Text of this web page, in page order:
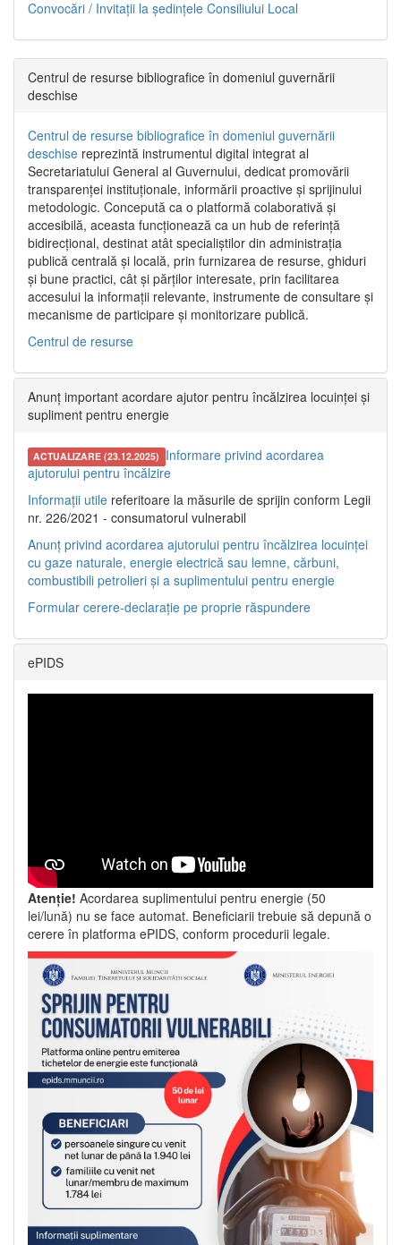
Convocări / Invitaţii la şedinţele Consiliului Local
Centrul de resurse bibliografice în domeniul guvernării
deschise
Centrul de resurse bibliografice în domeniul guvernării
deschise reprezintă instrumentul digital integrat al
Secretariatului General al Guvernului, dedicat promovării
transparenței instituționale, informării proactive și sprijinului
metodologic. Concepută ca o platformă colaborativă și
accesibilă, aceasta funcționează ca un hub de referință
bidirecțional, destinat atât specialiștilor din administrația
publică centrală și locală, prin furnizarea de resurse, ghiduri
și bune practici, cât și părților interesate, prin facilitarea
accesului la informații relevante, instrumente de consultare și
mecanisme de participare și monitorizare publică.
Centrul de resurse
Anunț important acordare ajutor pentru încălzirea locuinței și
supliment pentru energie
ACTUALIZARE (23.12.2025) Informare privind acordarea
ajutorului pentru încălzire
Informații utile referitoare la măsurile de sprijin conform Legii
nr. 226/2021 - consumatorul vulnerabil
Anunț privind acordarea ajutorului pentru încălzirea locuinței
cu gaze naturale, energie electrică sau lemne, cărbuni,
combustibili petrolieri și a suplimentului pentru energie
Formular cerere-declarație pe proprie răspundere
ePIDS
Atenție! Acordarea suplimentului pentru energie (50
lei/lună) nu se face automat. Beneficiarii trebuie să depună o
cerere în platforma ePIDS, conform procedurii legale.